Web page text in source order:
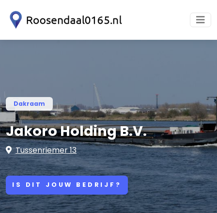
Dakraam
Jakoro Holding B.V.
Tussenriemer 13
IS DIT JOUW BEDRIJF?